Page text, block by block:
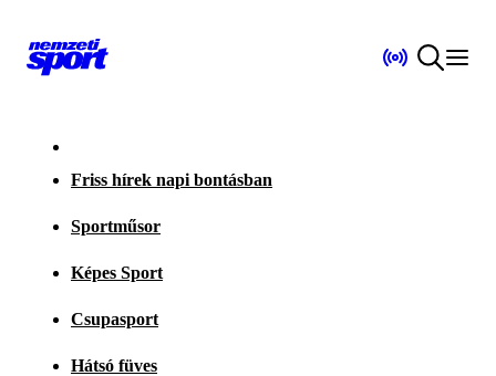
Friss hírek napi bontásban
Sportműsor
Képes Sport
Csupasport
Hátsó füves